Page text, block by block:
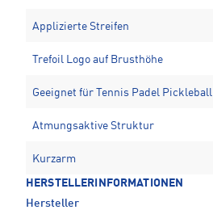
Applizierte Streifen
Trefoil Logo auf Brusthöhe
Geeignet für Tennis Padel Pickleball
Atmungsaktive Struktur
Kurzarm
HERSTELLERINFORMATIONEN
Hersteller